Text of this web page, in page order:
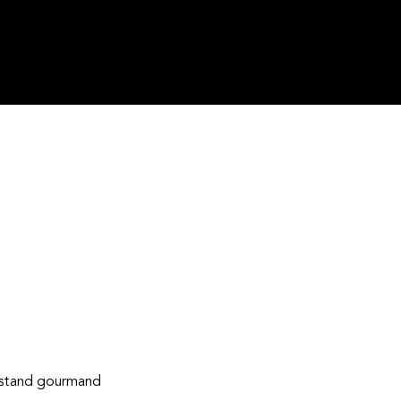
gourmand